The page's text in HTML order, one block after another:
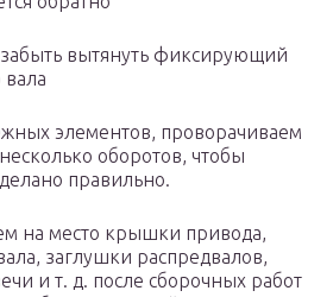
вытянуть фиксирующий
элементов, проворачиваем
оборотов, чтобы
правильно.
на место крышки привода,
заглушки распредвалов,
и т. д. после сборочных работ